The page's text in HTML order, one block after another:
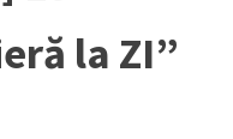
la ZI”